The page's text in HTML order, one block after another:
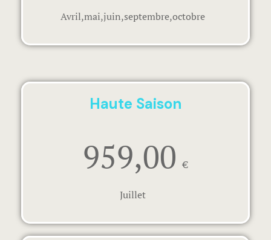
Avril,mai,juin,septembre,octobre
Haute Saison
959,00 €
Juillet